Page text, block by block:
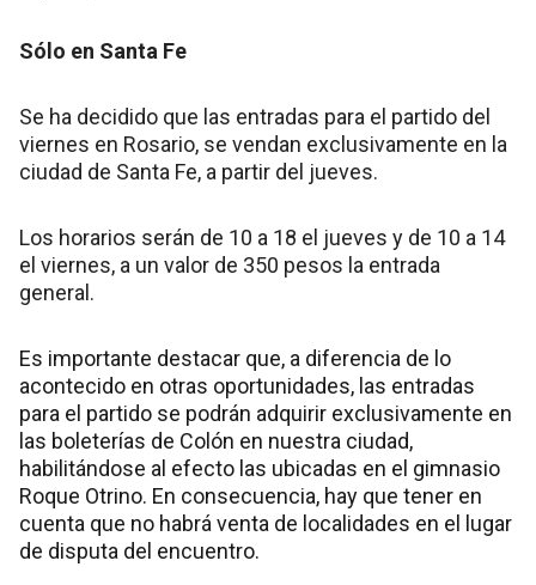
Sólo en Santa Fe
Se ha decidido que las entradas para el partido del
viernes en Rosario, se vendan exclusivamente en la
ciudad de Santa Fe, a partir del jueves.
Los horarios serán de 10 a 18 el jueves y de 10 a 14
el viernes, a un valor de 350 pesos la entrada
general.
Es importante destacar que, a diferencia de lo
acontecido en otras oportunidades, las entradas
para el partido se podrán adquirir exclusivamente en
las boleterías de Colón en nuestra ciudad,
habilitándose al efecto las ubicadas en el gimnasio
Roque Otrino. En consecuencia, hay que tener en
cuenta que no habrá venta de localidades en el lugar
de disputa del encuentro.